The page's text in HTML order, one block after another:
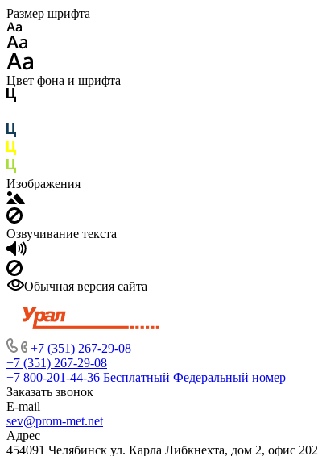
Размер шрифта
Цвет фона и шрифта
Изображения
Озвучивание текста
Обычная версия сайта
+7 (351) 267-29-08
+7 (351) 267-29-08
+7 800-201-44-36 Бесплатный Федеральный номер
Заказать звонок
E-mail
sev@prom-met.net
Адрес
454091 Челябинск ул. Карла Либкнехта, дом 2, офис 202